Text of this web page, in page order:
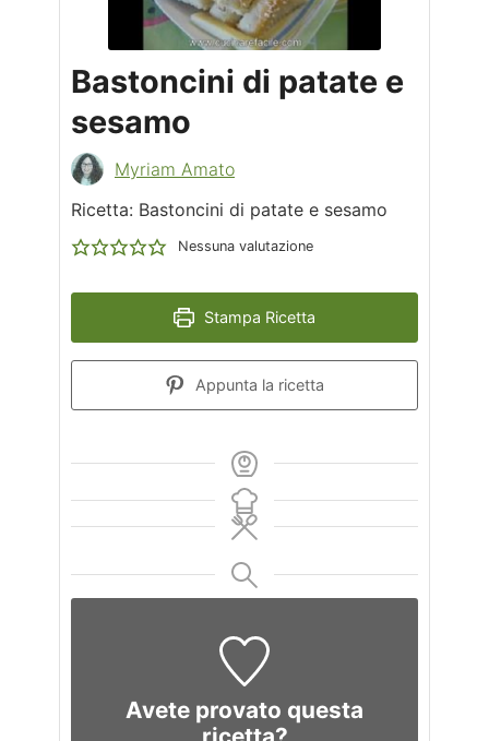
Bastoncini di patate e
sesamo
Myriam Amato
Ricetta: Bastoncini di patate e sesamo
Nessuna valutazione
Stampa Ricetta
Appunta la ricetta
Avete provato questa